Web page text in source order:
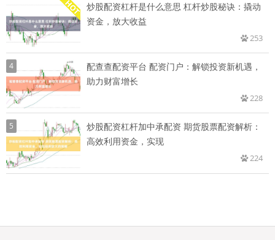
炒股配资杠杆是什么意思 杠杆炒股秘诀：撬动
资金，放大收益
253
4
配查查配资平台 配资门户：解锁投资新机遇，
助力财富增长
228
5
炒股配资杠杆加中承配资 期货股票配资解析：
高效利用资金，实现
224